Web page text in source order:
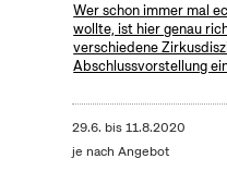
Wer schon immer mal
wollte, ist hier genau
verschiedene
Abschlussvorstellung
29.6. bis11.8.2020
je nach Angebot